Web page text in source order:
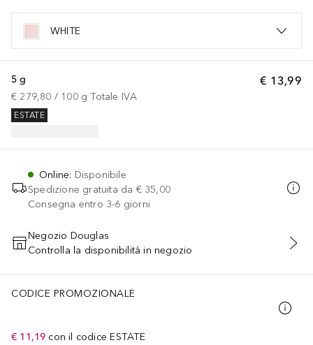
WHITE
€ 13,99
5 g
€ 279,80 / 100 g Totale IVA
ESTATE
Online: Disponibile
Spedizione gratuita da € 35,00
Consegna entro 3-6 giorni
AGGIUNGI AL CARRELLO
Negozio Douglas
Controlla la disponibilità in negozio
CODICE PROMOZIONALE
€ 11,19 con il codice ESTATE